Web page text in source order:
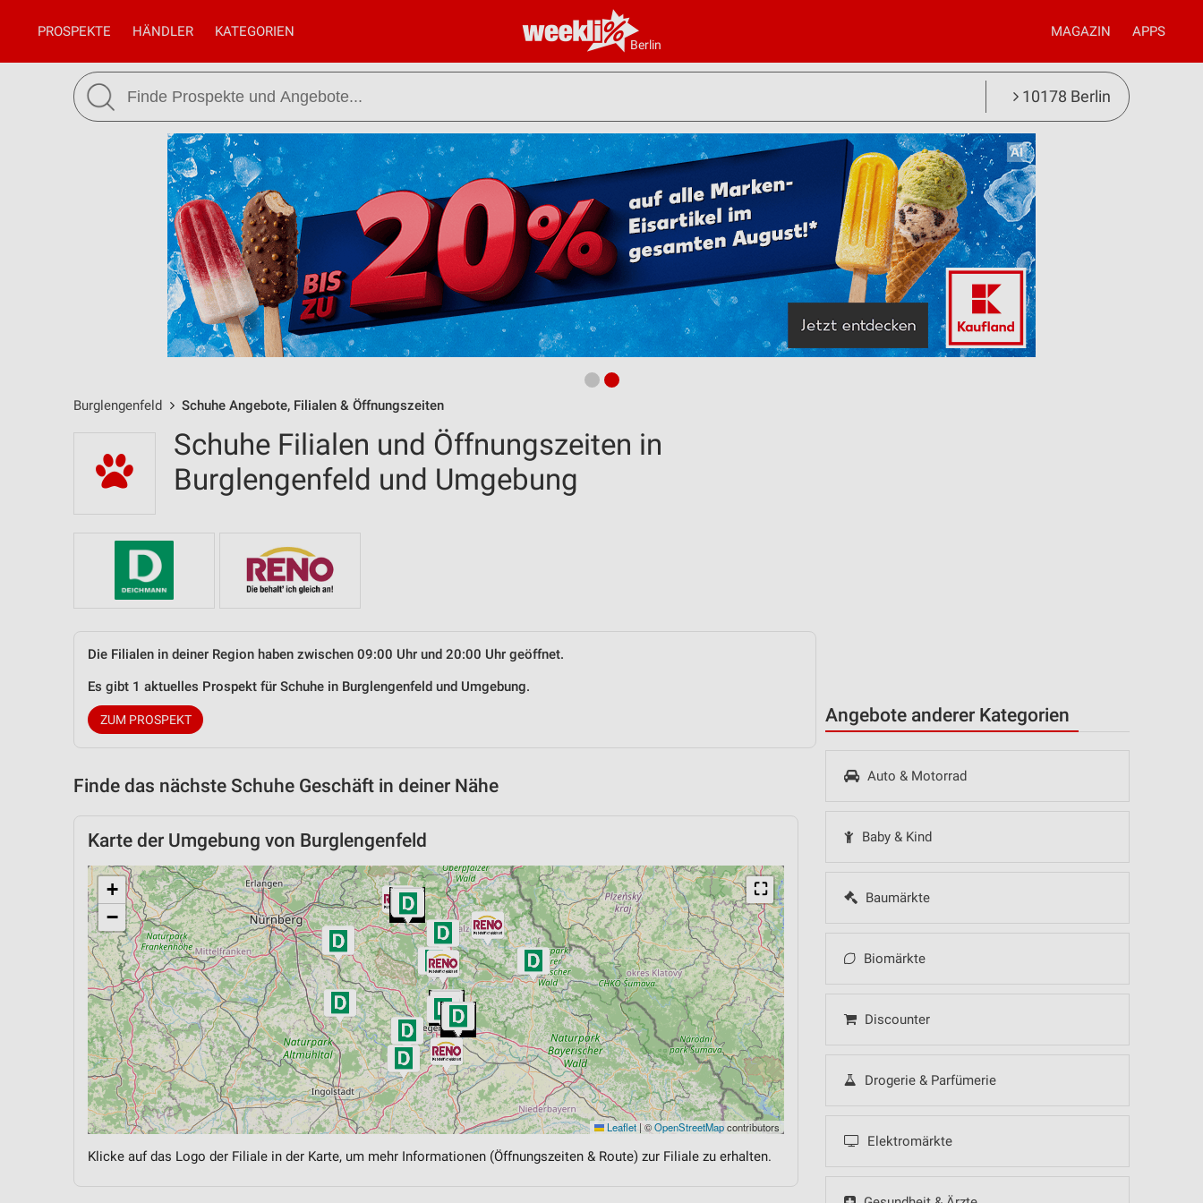
Berlin
PROSPEKTE HÄNDLER KATEGORIEN MAGAZIN APPS
10178 Berlin
Burglengenfeld Schuhe Angebote, Filialen & Öffnungszeiten
Angebote anderer Kategorien
Auto & Motorrad
Baby & Kind
Baumärkte
Biomärkte
Discounter
Drogerie & Parfümerie
Elektromärkte
Schuhe Filialen und Öffnungszeiten in
Burglengenfeld und Umgebung
Die Filialen in deiner Region haben zwischen 09:00 Uhr und 20:00 Uhr geöffnet.
Es gibt 1 aktuelles Prospekt für Schuhe in Burglengenfeld und Umgebung.
ZUM PROSPEKT
Finde das nächste Schuhe Geschäft in deiner Nähe
Karte der Umgebung von Burglengenfeld
⛶
+
−
Leaflet | ©OpenStreetMapcontributors
Klicke auf das Logo der Filiale in der Karte, um mehr Informationen (Öffnungszeiten & Route) zur Filiale zu erhalten.